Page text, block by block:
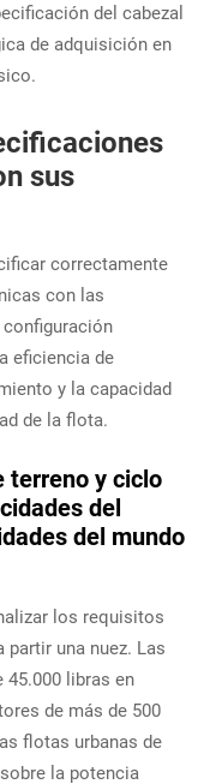
del cabezal
de adquisición en
sus
correctamente
con las
eficiencia de
y la capacidad
de la flota.
terreno y ciclo
del
del mundo
los requisitos
partir una nuez. Las
45.000 libras en
de más de 500
flotas urbanas de
la potencia